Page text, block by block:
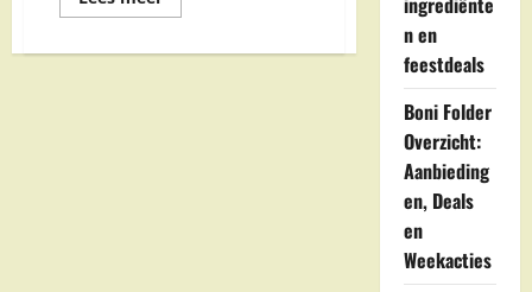
meer
Ovezande
n en
feestdeals
Boni Folder
Overzicht:
Aanbieding
en, Deals
en
Weekacties